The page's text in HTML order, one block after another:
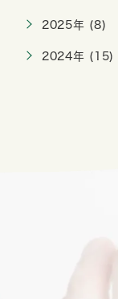
2025年 (8)
2024年 (15)